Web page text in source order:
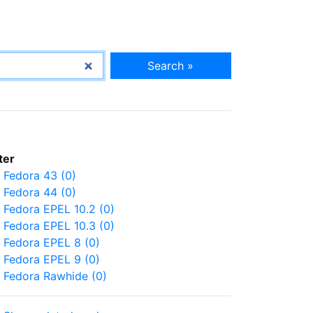
Search »
Fedora 43 (0)
Fedora 44 (0)
Fedora EPEL 10.2 (0)
Fedora EPEL 10.3 (0)
Fedora EPEL 8 (0)
Fedora EPEL 9 (0)
Fedora Rawhide (0)